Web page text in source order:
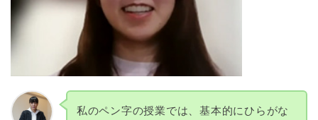
私のペン字の授業では、基本的にひらがな